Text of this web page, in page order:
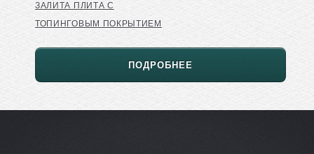
ЗАЛИТА ПЛИТА С
ТОПИНГОВЫМ ПОКРЫТИЕМ
ПОДРОБНЕЕ